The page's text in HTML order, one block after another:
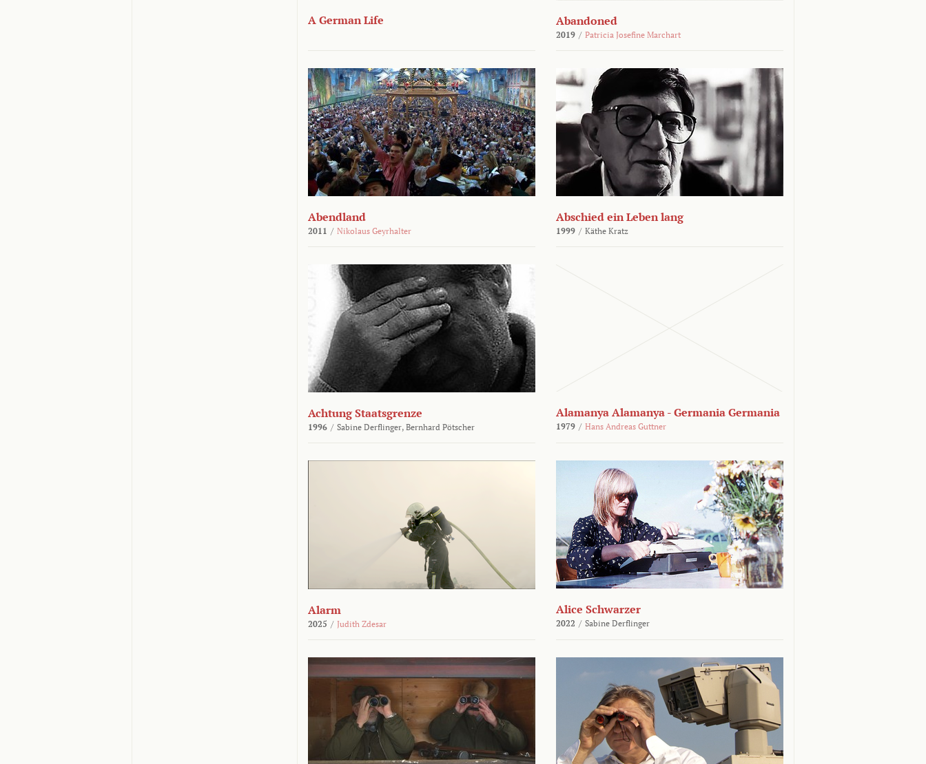
A German Life Abandoned
2019 / Patricia Josefine Marchart
Abendland
2011 / Nikolaus Geyrhalter
Abschied ein Leben lang
1999 / Käthe Kratz
Achtung Staatsgrenze
1996 / Sabine Derflinger, Bernhard Pötscher
Alamanya Alamanya - Germania Germania
1979 / Hans Andreas Guttner
Alarm
2025 / Judith Zdesar
Alice Schwarzer
2022 / Sabine Derflinger